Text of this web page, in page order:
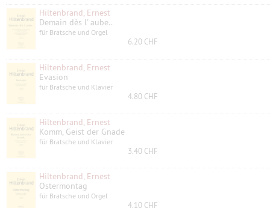
Hiltenbrand, Ernest
Demain dès l' aube..
für Bratsche und Orgel
6.20 CHF
Hiltenbrand, Ernest
Evasion
für Bratsche und Klavier
4.80 CHF
Hiltenbrand, Ernest
Komm, Geist der Gnade
für Bratsche und Klavier
3.40 CHF
Hiltenbrand, Ernest
Ostermontag
für Bratsche und Orgel
4.10 CHF